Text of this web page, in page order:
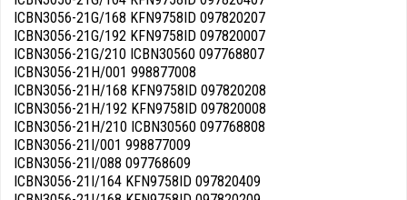
ICBN3056-21G/168 KFN9758ID 097820207
ICBN3056-21G/192 KFN9758ID 097820007
ICBN3056-21G/210 ICBN30560 097768807
ICBN3056-21H/001 998877008
ICBN3056-21H/168 KFN9758ID 097820208
ICBN3056-21H/192 KFN9758ID 097820008
ICBN3056-21H/210 ICBN30560 097768808
ICBN3056-21I/001 998877009
ICBN3056-21I/088 097768609
ICBN3056-21I/164 KFN9758ID 097820409